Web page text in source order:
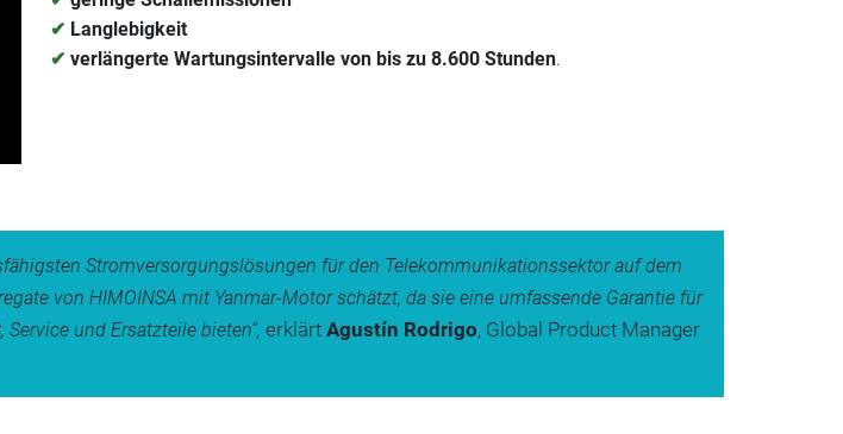
✔ Langlebigkeit
✔ verlängerte Wartungsintervalle von bis zu 8.600 Stunden.
Stromversorgungslösungen für den Telekommunikationssektor auf dem
von HIMOINSA mit Yanmar-Motor schätzt, da sie eine umfassende Garantie für
und Ersatzteile bieten“, erklärtAgustín Rodrigo, Global Product Manager